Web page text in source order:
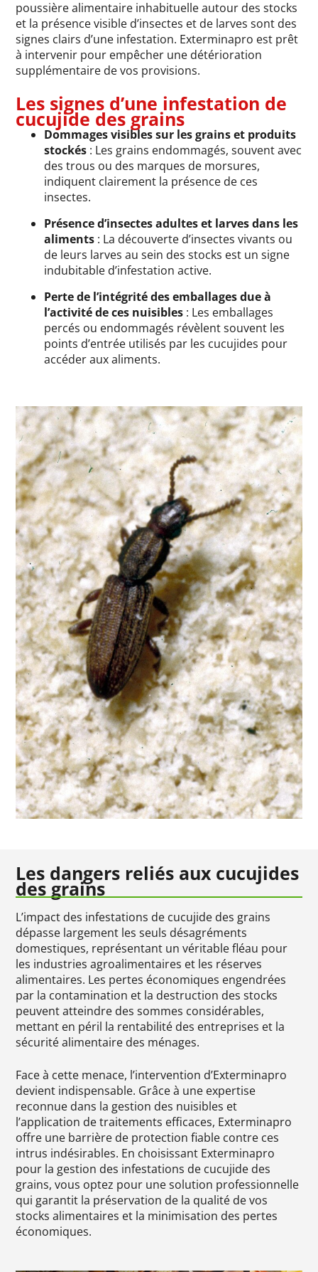
poussière alimentaire inhabituelle autour des stocks
et la présence visible d’insectes et de larves sont des
signes clairs d’une infestation. Exterminapro est prêt
à intervenir pour empêcher une détérioration
supplémentaire de vos provisions.
Les signes d’une infestation de
cucujide des grains
Dommages visibles sur les grains et produits
stockés : Les grains endommagés, souvent avec
des trous ou des marques de morsures,
indiquent clairement la présence de ces
insectes.
Présence d’insectes adultes et larves dans les
aliments : La découverte d’insectes vivants ou
de leurs larves au sein des stocks est un signe
indubitable d’infestation active.
Perte de l’intégrité des emballages due à
l’activité de ces nuisibles : Les emballages
percés ou endommagés révèlent souvent les
points d’entrée utilisés par les cucujides pour
accéder aux aliments.
Les dangers reliés aux cucujides
des grains
L’impact des infestations de cucujide des grains
dépasse largement les seuls désagréments
domestiques, représentant un véritable fléau pour
les industries agroalimentaires et les réserves
alimentaires. Les pertes économiques engendrées
par la contamination et la destruction des stocks
peuvent atteindre des sommes considérables,
mettant en péril la rentabilité des entreprises et la
sécurité alimentaire des ménages.
Face à cette menace, l’intervention d’Exterminapro
devient indispensable. Grâce à une expertise
reconnue dans la gestion des nuisibles et
l’application de traitements efficaces, Exterminapro
offre une barrière de protection fiable contre ces
intrus indésirables. En choisissant Exterminapro
pour la gestion des infestations de cucujide des
grains, vous optez pour une solution professionnelle
qui garantit la préservation de la qualité de vos
stocks alimentaires et la minimisation des pertes
économiques.